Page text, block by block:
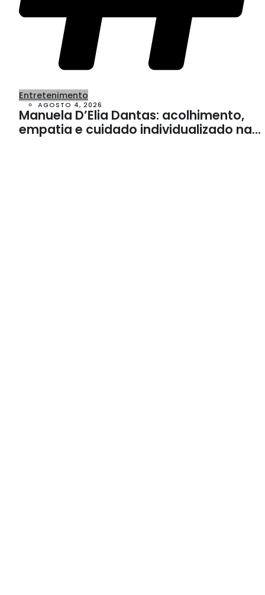
Entretenimento
AGOSTO 4, 2026
Manuela D’Elia Dantas: acolhimento,
empatia e cuidado individualizado na